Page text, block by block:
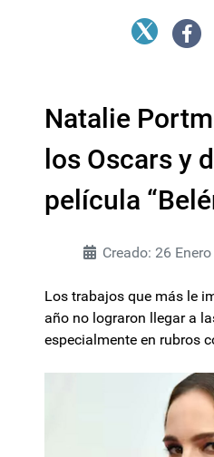
Natalie
los Oscars y
película
Creado: 26
Los trabajos que más le
año no lograron llegar a
especialmente en rubros